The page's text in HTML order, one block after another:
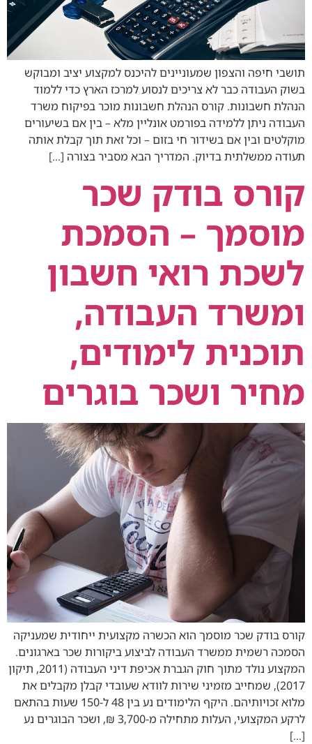
תושבי חיפה והצפון שמעוניינים להיכנס למקצוע יציב ומבוקש
בשוק העבודה כבר לא צריכים לנסוע למרכז הארץ כדי ללמוד
הנהלת חשבונות. קורס הנהלת חשבונות מוכר בפיקוח משרד
העבודה ניתן ללמידה בפורמט אונליין מלא – בין אם בשיעורים
מוקלטים ובין אם בשידור חי בזום – וכל זאת תוך קבלת אותה
תעודה ממשלתית בדיוק. המדריך הבא מסביר בצורה […]
קורס בודק שכר
מוסמך – הסמכת
לשכת רואי חשבון
ומשרד העבודה,
תוכנית לימודים,
מחיר ושכר בוגרים
קורס בודק שכר מוסמך הוא הכשרה מקצועית ייחודית שמעניקה
הסמכה רשמית ממשרד העבודה לביצוע ביקורות שכר בארגונים.
המקצוע נולד מתוך חוק הגברת אכיפת דיני העבודה (2011, תיקון
2017), שמחייב מזמיני שירות לוודא שעובדי קבלן מקבלים את
מלוא זכויותיהם. היקף הלימודים נע בין 48 ל‑150 שעות בהתאם
לרקע המקצועי, העלות מתחילה מ‑3,700 ₪, ושכר הבוגרים נע
[…]